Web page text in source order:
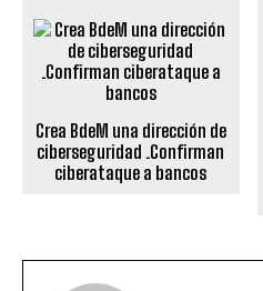
Crea BdeM una dirección de
ciberseguridad .Confirman
ciberataque a bancos